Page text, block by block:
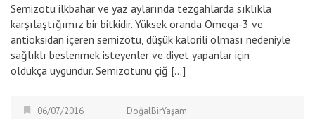
Semizotu ilkbahar ve yaz aylarında tezgahlarda sıklıkla
karşılaştığımız bir bitkidir. Yüksek oranda Omega-3 ve
antioksidan içeren semizotu, düşük kalorili olması nedeniyle
sağlıklı beslenmek isteyenler ve diyet yapanlar için
oldukça uygundur. Semizotunu çiğ […]
06/07/2016
DoğalBirYaşam